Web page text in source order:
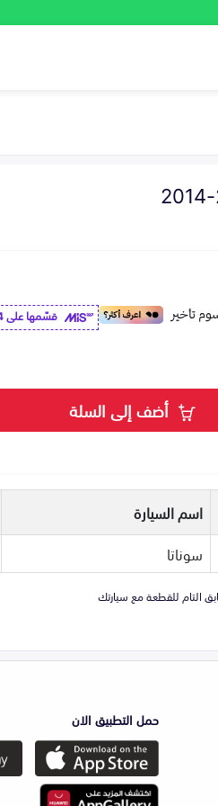
قسّمها على 4 دفعات ابتداء من
أضف إلى السلة
اسم السيارة
سوناتا
حمل التطبيق الان